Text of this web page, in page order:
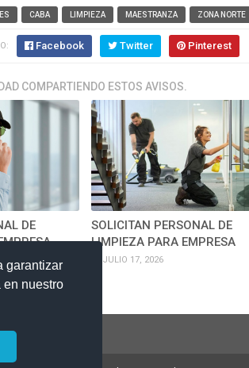
garantizar
en nuestro
CABA LIMPIEZA MAESTRANZA ZONA NORTE
Facebook Twitter Pinterest
COMPARTIENDO ESTOS AVISOS.
DE
SOLICITAN PERSONAL DE
LIMPIEZA PARA EMPRESA
JULIO 17, 2026